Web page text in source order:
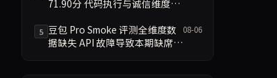
71.90分 代码执行与诚信维度双
5 豆包 Pro Smoke 评测全维度数
据缺失 API 故障导致本期缺席主
08-06